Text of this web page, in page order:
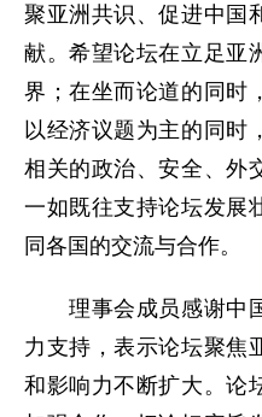
聚亚洲共识、促进中国
献。希望论坛在立足亚
界；在坐而论道的同时
以经济议题为主的同时
相关的政治、安全、外
一如既往支持论坛发展
同各国的交流与合作。
理事会成员感谢中国
力支持，表示论坛聚焦
和影响力不断扩大。论